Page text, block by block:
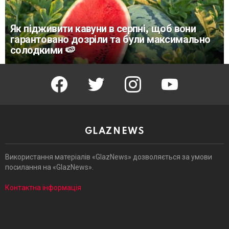
Як підживити кавуни в серпні, щоб вони
гарантовано дозріли та були максимально
солодкими 🍉
facebook twitter instagram youtube
GLAZNEWS
Використання матеріалів «GlazNews» дозволяється за умови
посилання на «GlazNews».
Контактна інформація